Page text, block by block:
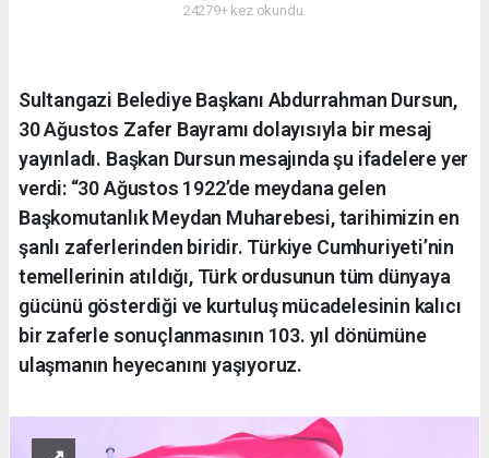
24279+ kez okundu.
Sultangazi Belediye Başkanı Abdurrahman Dursun,
30 Ağustos Zafer Bayramı dolayısıyla bir mesaj
yayınladı. Başkan Dursun mesajında şu ifadelere yer
verdi: “30 Ağustos 1922’de meydana gelen
Başkomutanlık Meydan Muharebesi, tarihimizin en
şanlı zaferlerinden biridir. Türkiye Cumhuriyeti’nin
temellerinin atıldığı, Türk ordusunun tüm dünyaya
gücünü gösterdiği ve kurtuluş mücadelesinin kalıcı
bir zaferle sonuçlanmasının 103. yıl dönümüne
ulaşmanın heyecanını yaşıyoruz.